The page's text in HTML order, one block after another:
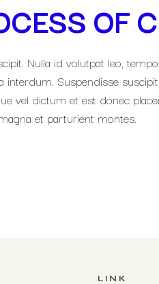
OF
Nulla id volutpat leo,
interdum. Suspendisse
vel dictum et est donec
et parturient montes.
LINK